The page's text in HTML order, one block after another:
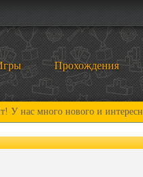
Прохождения
нового и интересного: